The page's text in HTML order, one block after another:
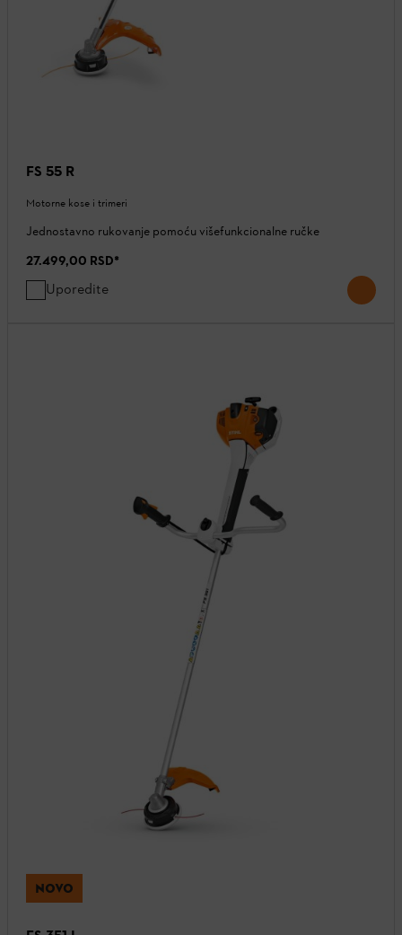
FS 55 R
Motorne kose i trimeri
Jednostavno rukovanje pomoću višefunkcionalne ručke
27.499,00 RSD*
Uporedite
NOVO